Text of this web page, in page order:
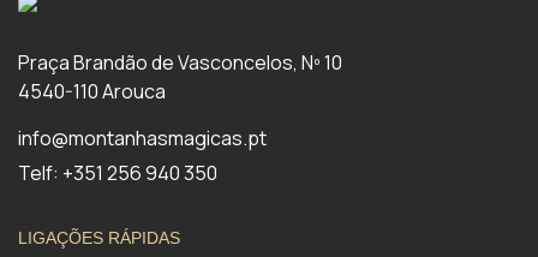
Praça Brandão de Vasconcelos, Nº 10
4540-110 Arouca
info@montanhasmagicas.pt
Telf: +351 256 940 350
LIGAÇÕES RÁPIDAS